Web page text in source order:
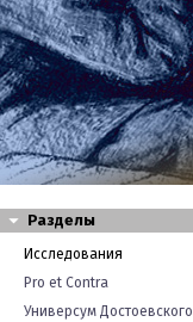
Разделы
Исследования
Pro et Contra
Универсум Достоевского